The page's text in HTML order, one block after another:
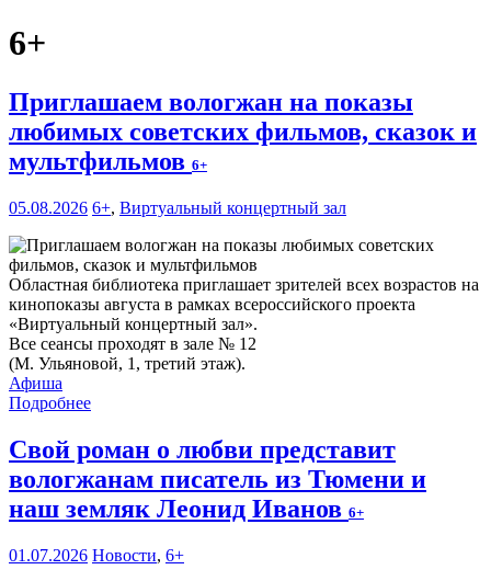
6+
Приглашаем вологжан на показы
любимых советских фильмов, сказок и
мультфильмов 6+
05.08.2026 6+, Виртуальный концертный зал
Областная библиотека приглашает зрителей всех возрастов на
кинопоказы августа в рамках всероссийского проекта
«Виртуальный концертный зал».
Все сеансы проходят в зале № 12
(М. Ульяновой, 1, третий этаж).
Афиша
Подробнее
Свой роман о любви представит
вологжанам писатель из Тюмени и
наш земляк Леонид Иванов 6+
01.07.2026 Новости, 6+